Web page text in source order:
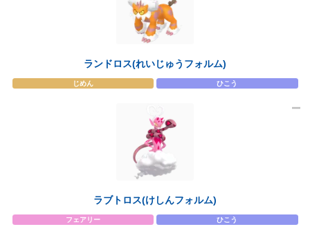
ランドロス(れいじゅうフォルム)
じめん ひこう
ラブトロス(けしんフォルム)
フェアリー ひこう